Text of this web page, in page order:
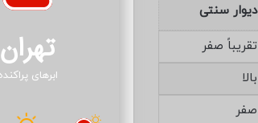
دیوار سنتی
تقریباً صفر
بالا
صفر
تهران
ابرهای